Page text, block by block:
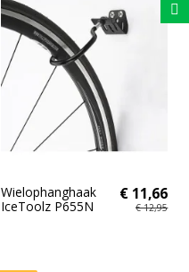
Wielophanghaak
IceToolz P655N
€ 11,66
€ 12,95